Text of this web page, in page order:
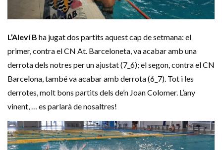
L’Aleví B ha jugat dos partits aquest cap de setmana: el
primer, contra el CN At. Barceloneta, va acabar amb una
derrota dels notres per un ajustat (7_6); el segon, contra el CN
Barcelona, també va acabar amb derrota (6_7). Tot i les
derrotes, molt bons partits dels de’n Joan Colomer. L’any
vinent, … es parlarà de nosaltres!